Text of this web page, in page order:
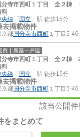
分寺市西町１丁目 全２棟
料
央線 「 国立 」駅 徒歩15分
去掲載物件
京都国分寺市西町 １丁目5-46
買｜新築一戸建
分寺市西町１丁目 全２棟
料
央線 「 国立 」駅 徒歩15分
去掲載物件
京都国分寺市西町 １丁目5-46
該当公開件
をまとめて